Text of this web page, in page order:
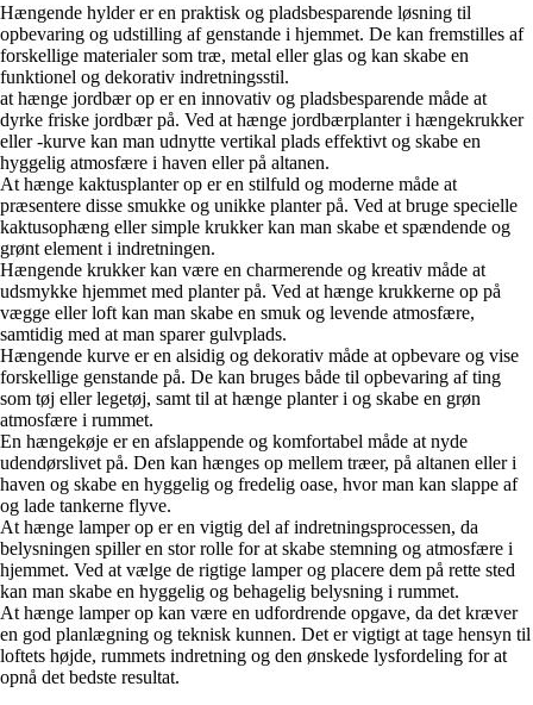
Hængende hylder er en praktisk og pladsbesparende løsning til
opbevaring og udstilling af genstande i hjemmet. De kan fremstilles af
forskellige materialer som træ, metal eller glas og kan skabe en
funktionel og dekorativ indretningsstil.
at hænge jordbær op er en innovativ og pladsbesparende måde at
dyrke friske jordbær på. Ved at hænge jordbærplanter i hængekrukker
eller -kurve kan man udnytte vertikal plads effektivt og skabe en
hyggelig atmosfære i haven eller på altanen.
At hænge kaktusplanter op er en stilfuld og moderne måde at
præsentere disse smukke og unikke planter på. Ved at bruge specielle
kaktusophæng eller simple krukker kan man skabe et spændende og
grønt element i indretningen.
Hængende krukker kan være en charmerende og kreativ måde at
udsmykke hjemmet med planter på. Ved at hænge krukkerne op på
vægge eller loft kan man skabe en smuk og levende atmosfære,
samtidig med at man sparer gulvplads.
Hængende kurve er en alsidig og dekorativ måde at opbevare og vise
forskellige genstande på. De kan bruges både til opbevaring af ting
som tøj eller legetøj, samt til at hænge planter i og skabe en grøn
atmosfære i rummet.
En hængekøje er en afslappende og komfortabel måde at nyde
udendørslivet på. Den kan hænges op mellem træer, på altanen eller i
haven og skabe en hyggelig og fredelig oase, hvor man kan slappe af
og lade tankerne flyve.
At hænge lamper op er en vigtig del af indretningsprocessen, da
belysningen spiller en stor rolle for at skabe stemning og atmosfære i
hjemmet. Ved at vælge de rigtige lamper og placere dem på rette sted
kan man skabe en hyggelig og behagelig belysning i rummet.
At hænge lamper op kan være en udfordrende opgave, da det kræver
en god planlægning og teknisk kunnen. Det er vigtigt at tage hensyn til
loftets højde, rummets indretning og den ønskede lysfordeling for at
opnå det bedste resultat.